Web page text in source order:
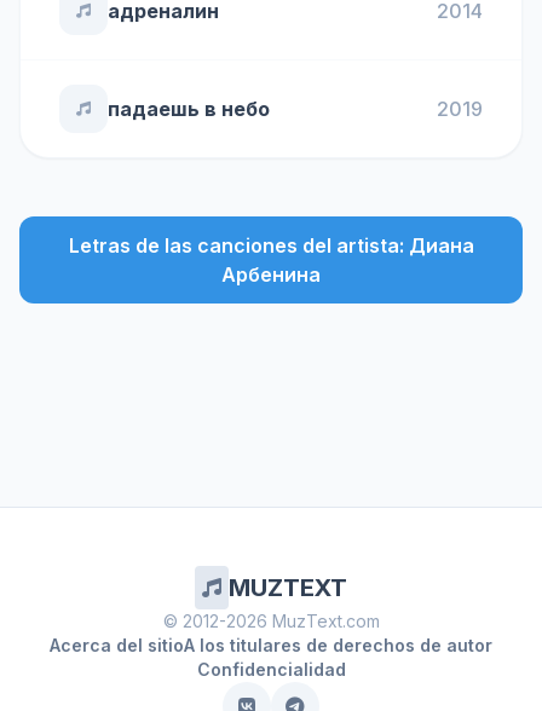
адреналин 2014
падаешь в небо 2019
Letras de las canciones del artista: Диана
Арбенина
MUZTEXT
© 2012-2026 MuzText.com
Acerca del sitioA los titulares de derechos de autor
Confidencialidad